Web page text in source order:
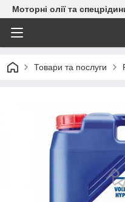
Моторні олії та
Товари та послуги